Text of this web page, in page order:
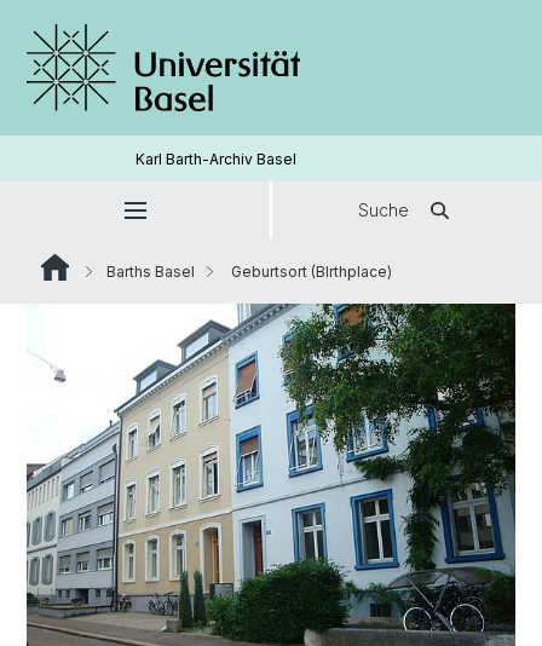
Karl Barth-Archiv Basel
Suche
Barths Basel Geburtsort (BIrthplace)